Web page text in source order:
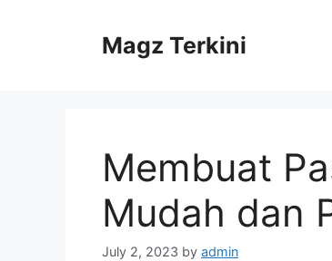
Magz Terkini
Membuat
Mudah dan
July 2, 2023 by admin